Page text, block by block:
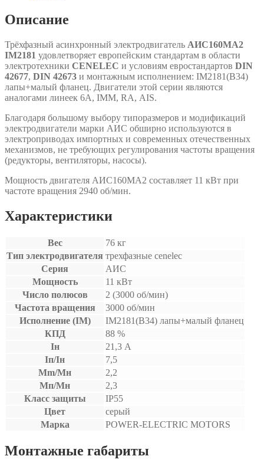
Описание
Трёхфазный асинхронный электродвигатель АИС160МА2
IM2181 удовлетворяет европейским стандартам в области
электротехники CENELEC и условиям евростандартов DIN
42677, DIN 42673 и монтажным исполнением: IM2181(B34)
лапы+малый фланец. Двигатели этой серии являются
аналогами линеек 6A, IMM, RA, АIS.
Благодаря большому выбору типоразмеров и модификаций
электродвигатели марки АИС обширно используются в
электроприводах импортных и современных отечественных
механизмов, не требующих регулирования частоты вращения
(редукторы, вентиляторы, насосы).
Мощность двигателя АИС160МА2 составляет 11 кВт при
частоте вращения 2940 об/мин.
Характеристики
Вес
76 кг
Тип электродвигателя трехфазные cenelec
Серия
АИС
Мощность
11 кВт
Число полюсов
2 (3000 об/мин)
Частота вращения
3000 об/мин
Исполнение (IM)
IM2181(B34) лапы+малый фланец
КПД
88 %
Iн
21,3 А
Iп/Iн
7,5
Mm/Мн
2,2
Мп/Мн
2,3
Класс защиты
IP55
Цвет
серый
Марка
POWER-ELECTRIC MOTORS
Монтажные габариты